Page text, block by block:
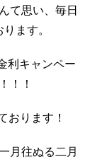
て思い、毎日
ます。
利キャンペー
！！
おります！
月往ぬる二月